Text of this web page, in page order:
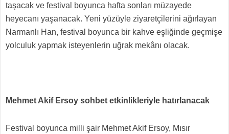
taşacak ve festival boyunca hafta sonları müzayede
heyecanı yaşanacak. Yeni yüzüyle ziyaretçilerini ağırlayan
Narmanlı Han, festival boyunca bir kahve eşliğinde geçmişe
yolculuk yapmak isteyenlerin uğrak mekânı olacak.
Mehmet Akif Ersoy sohbet etkinlikleriyle hatırlanacak
Festival boyunca milli şair Mehmet Akif Ersoy, Mısır